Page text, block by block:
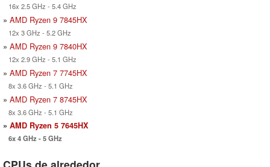
16x 2.5 GHz - 5.4 GHz
» AMD Ryzen 9 7845HX
12x 3 GHz - 5.2 GHz
» AMD Ryzen 9 7840HX
12x 2.9 GHz - 5.1 GHz
» AMD Ryzen 7 7745HX
8x 3.6 GHz - 5.1 GHz
» AMD Ryzen 7 8745HX
8x 3.6 GHz - 5.1 GHz
» AMD Ryzen 5 7645HX
6x 4 GHz - 5 GHz